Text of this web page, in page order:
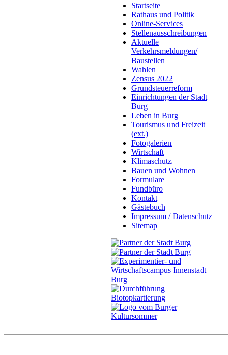
Startseite
Rathaus und Politik
Online-Services
Stellenausschreibungen
Aktuelle
Verkehrsmeldungen/
Baustellen
Wahlen
Zensus 2022
Grundsteuerreform
Einrichtungen der Stadt
Burg
Leben in Burg
Tourismus und Freizeit
(ext.)
Fotogalerien
Wirtschaft
Klimaschutz
Bauen und Wohnen
Formulare
Fundbüro
Kontakt
Gästebuch
Impressum / Datenschutz
Sitemap